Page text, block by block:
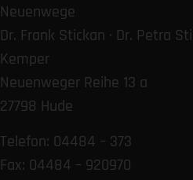
Neuenwege
Dr. Frank Stickan · Dr. Petra
Kemper
Neuenweger Reihe 13 a
27798 Hude
Telefon: 04484 – 373
Fax: 04484 – 920970